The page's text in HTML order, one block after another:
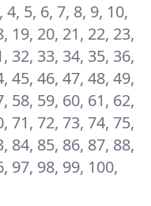
4, 5, 6, 7, 8, 9, 10,
19, 20, 21, 22, 23,
32, 33, 34, 35, 36,
45, 46, 47, 48, 49,
58, 59, 60, 61, 62,
71, 72, 73, 74, 75,
84, 85, 86, 87, 88,
97, 98, 99, 100,